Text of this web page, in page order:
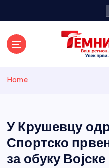
Home
У Крушевцу
Спортско
за обуку